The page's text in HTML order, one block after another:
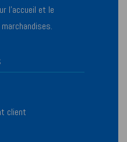
l’accueil et le
client